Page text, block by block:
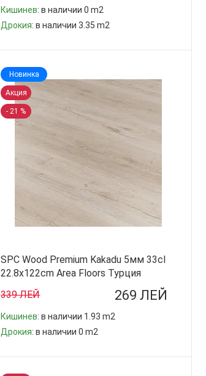
Кишинев: в наличии 0 m2
Дрокия: в наличии 3.35 m2
Новинка
Акция
- 21 %
SPC Wood Premium Kakadu 5мм 33cl
22.8x122cm Area Floors Турция
269 ЛЕЙ
339 ЛЕЙ
Кишинев: в наличии 1.93 m2
Дрокия: в наличии 0 m2